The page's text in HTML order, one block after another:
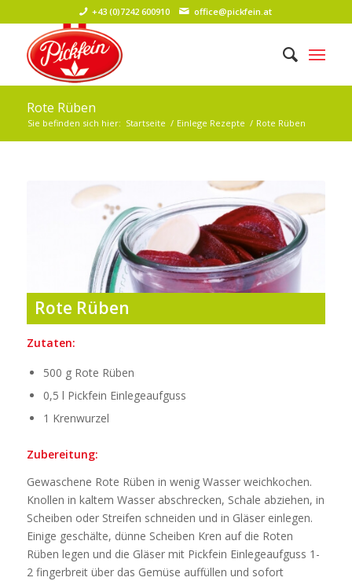
+43 (0)7242 600910 office@pickfein.at
Rote Rüben
Sie befinden sich hier: Startseite / Einlege Rezepte / Rote Rüben
Rote Rüben
Zutaten:
500 g Rote Rüben
0,5 l Pickfein Einlegeaufguss
1 Krenwurzel
Zubereitung:
Gewaschene Rote Rüben in wenig Wasser weichkochen.
Knollen in kaltem Wasser abschrecken, Schale abziehen, in
Scheiben oder Streifen schneiden und in Gläser einlegen.
Einige geschälte, dünne Scheiben Kren auf die Roten
Rüben legen und die Gläser mit Pickfein Einlegeaufguss 1-
2 fingerbreit über das Gemüse auffüllen und sofort